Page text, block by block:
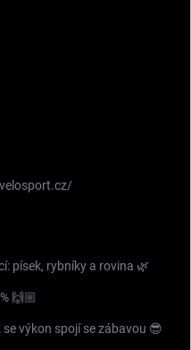
písek, rybníky a rovina 🌿
🙌🏼
výkon spojí se zábavou 😎